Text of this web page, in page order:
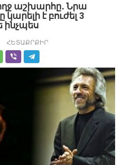
աշխարհը․ Նրա
է բուժել 3
ինչպես
ՀԵՏԱՔՐՔԻՐ